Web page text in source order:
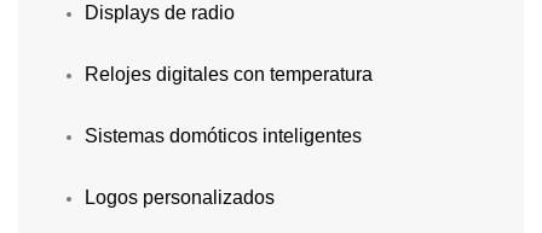
Displays de radio
Relojes digitales con temperatura
Sistemas domóticos inteligentes
Logos personalizados